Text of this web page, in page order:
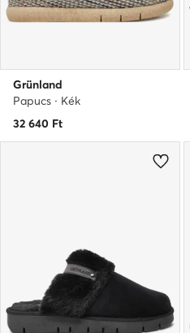
Grünland
Papucs · Kék
32 640 Ft